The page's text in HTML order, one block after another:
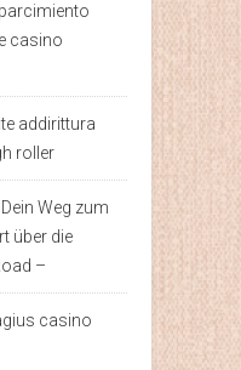
casino
addirittura
roller
Weg zum
über die
–
casino